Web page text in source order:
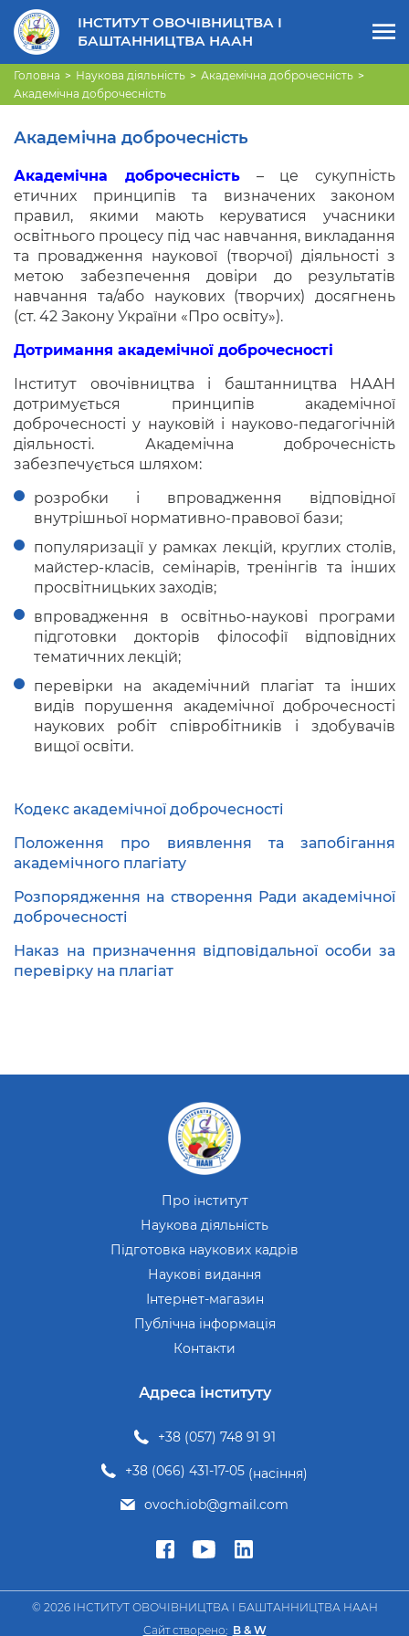
ІНСТИТУТ ОВОЧІВНИЦТВА І
БАШТАННИЦТВА НААН
Головна Наукова діяльність
Академічна доброчесність
Академічна доброчесність
Академічна доброчесність
Академічна доброчесність
– це сукупність
етичних принципів та визначених законом
правил, якими мають керуватися учасники
освітнього процесу під час навчання, викладання
та провадження наукової (творчої) діяльності з
метою забезпечення довіри до результатів
навчання та/або наукових (творчих) досягнень
(ст. 42 Закону України «Про освіту»).
Дотримання академічної доброчесності
Інститут овочівництва і баштанництва НААН
дотримується принципів академічної
доброчесності у науковій і науково-педагогічній
діяльності. Академічна доброчесність
забезпечується шляхом:
розробки і впровадження відповідної
внутрішньої нормативно-правової бази;
популяризації у рамках лекцій, круглих столів,
майстер-класів, семінарів, тренінгів та інших
просвітницьких заходів;
впровадження в освітньо-наукові програми
підготовки докторів філософії відповідних
тематичних лекцій;
перевірки на академічний плагіат та інших
видів порушення академічної доброчесності
наукових робіт співробітників і здобувачів
вищої освіти.
Кодекс академічної доброчесності
Положення про виявлення та запобігання
академічного плагіату
Розпорядження на створення Ради академічної
доброчесності
Наказ на призначення відповідальної особи за
перевірку на плагіат
Про інститут
Наукова діяльність
Підготовка наукових кадрів
Наукові видання
Інтернет-магазин
Публічна інформація
Контакти
Адреса інституту
+38 (057) 748 91 91
+38 (066) 431-17-05 (насіння)
ovoch.iob@gmail.com
© 2026 ІНСТИТУТ ОВОЧІВНИЦТВА І БАШТАННИЦТВА НААН
Сайт створено: B & W